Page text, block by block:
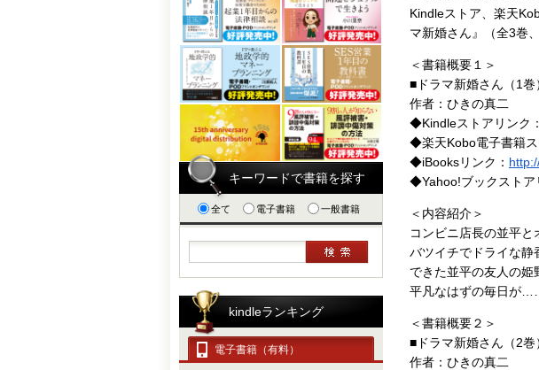
Kindleストア、楽天
マ新婚さん』（全3巻
＜書籍概要１＞
■ドラマ新婚さん（1巻
作者：ひきの真二
◆Kindleストアリンク：
◆楽天Kobo電子書籍ス
◆iBooksリンク：
◆Yahoo!ブックストア
＜内容紹介＞
コンビニ店長の並平と
バツイチでドライな静
できた並平の友人の姫
平凡なはずの毎日が
＜書籍概要２＞
■ドラマ新婚さん（2巻
作者：ひきの真二
キーワードで書籍を探す
全て 電子書籍 一般書籍
kindleランキング
電子書籍（有料）